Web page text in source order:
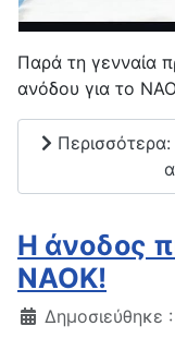
Παρά τη γενναία
ανόδου για το
H άνοδος
ΝΑΟΚ!
Δημοσιεύθηκε